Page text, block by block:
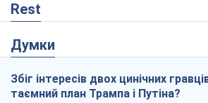
Rest
Думки
Збіг інтересів двох цинічних
таємний план Трампа і Путіна?